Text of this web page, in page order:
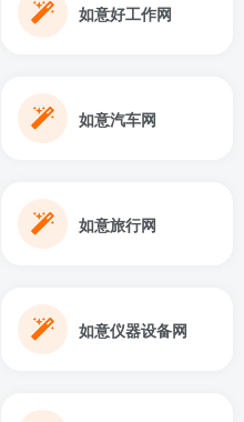
如意好工作网
如意汽车网
如意旅行网
如意仪器设备网